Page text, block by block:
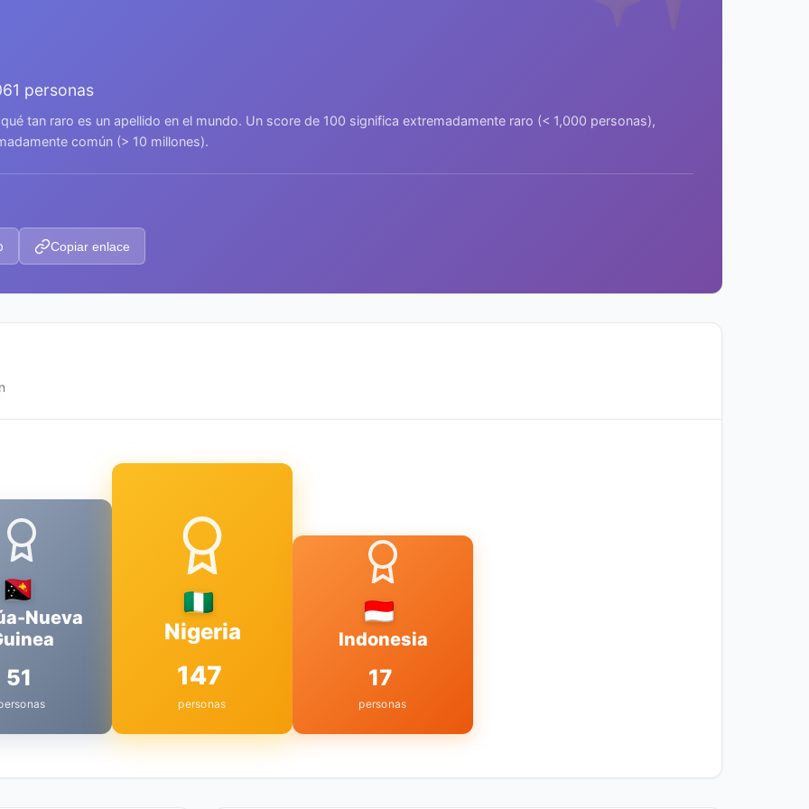
personas
tan raro es un apellido en el mundo. Un score de 100 significa extremadamente raro (< 1,000 personas),
común (> 10 millones).
Copiar enlace
Nueva
51
Nigeria
147
personas
Indonesia
17
personas